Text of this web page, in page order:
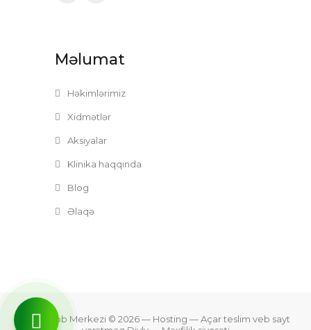
Məlumat
Həkimlərimiz
Xidmətlər
Aksiyalar
Klinika haqqında
Blog
Əlaqə
Zefer Tibb Merkezi © 2026— Hosting —Açar teslim veb sayt